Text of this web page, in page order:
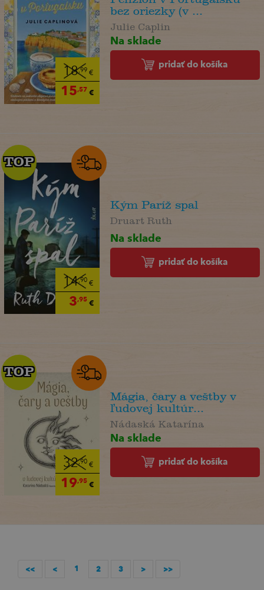
18,99 €
15,57 €
bez oriezky (v ...
Julie Caplin
Na sklade
pridať do košíka
14,90€
3,95€
TOP
TOP
Kým Paríž spal
Druart Ruth
Na sklade
pridať do košíka
32,90€
19,95€
TOP
TOP
Mágia, čary a veštby v
ľudovej kultúr...
Nádaská Katarína
Na sklade
pridať do košíka
<< < 1 2 3 > >>